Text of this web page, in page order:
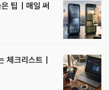
팁｜매일 써
체크리스트｜